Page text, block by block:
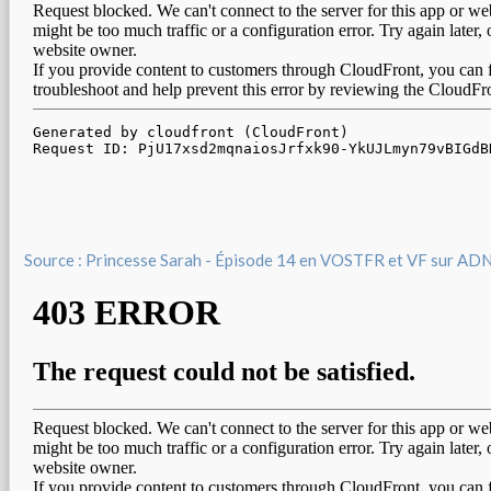
Source : Princesse Sarah - Épisode 14 en VOSTFR et VF sur